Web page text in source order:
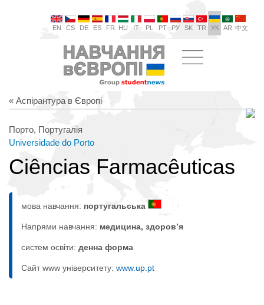
EN CS DE ES FR HU IT PL PT РУ SK TR УК AR 中文
« Аспірантура в Європі
Порто, Португалія
Universidade do Porto
Ciências Farmacêuticas
мова навчання: португальська
Напрями навчання: медицина, здоров’я
систем освіти: денна форма
Сайт www університету: www.up.pt